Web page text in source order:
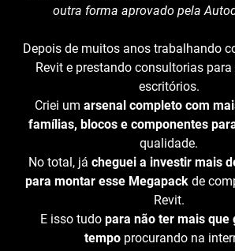
outra forma aprovado pela
Depois de muitos anos trabalhando
Revit e prestando consultorias
escritórios.
Criei um arsenal completo com
famílias, blocos e componentes
qualidade.
No total, já cheguei a investir mais
para montar esse Megapack de
Revit.
E isso tudo para não ter mais que
tempo procurando na